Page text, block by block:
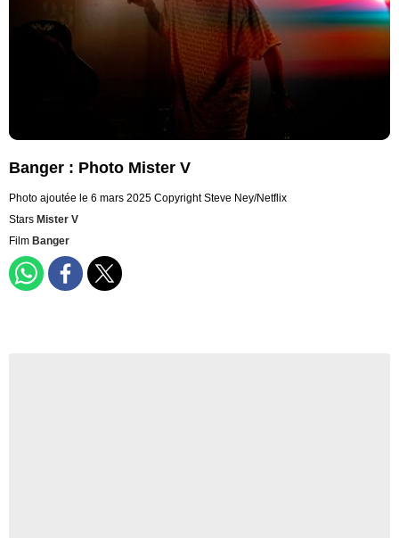
Banger : Photo Mister V
Photo ajoutée le 6 mars 2025 Copyright Steve Ney/Netflix
Stars Mister V
Film Banger